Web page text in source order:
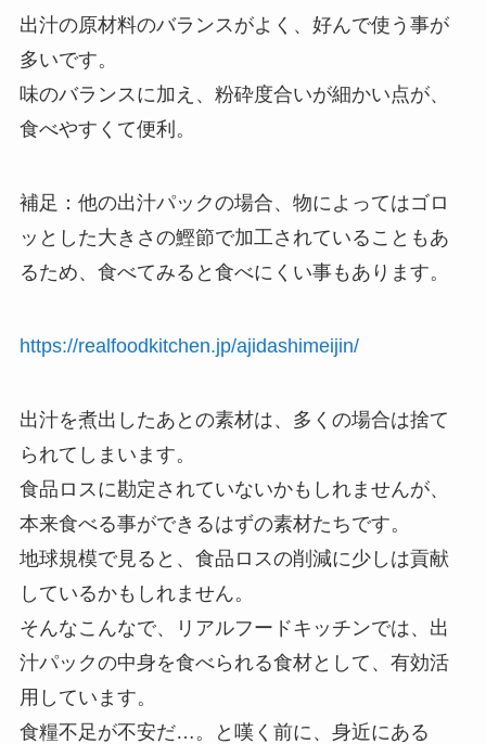
出汁の原材料のバランスがよく、好んで使う事が
多いです。
味のバランスに加え、粉砕度合いが細かい点が、
食べやすくて便利。
補足：他の出汁パックの場合、物によってはゴロ
ッとした大きさの鰹節で加工されていることもあ
るため、食べてみると食べにくい事もあります。
https://realfoodkitchen.jp/ajidashimeijin/
出汁を煮出したあとの素材は、多くの場合は捨て
られてしまいます。
食品ロスに勘定されていないかもしれませんが、
本来食べる事ができるはずの素材たちです。
地球規模で見ると、食品ロスの削減に少しは貢献
しているかもしれません。
そんなこんなで、リアルフードキッチンでは、出
汁パックの中身を食べられる食材として、有効活
用しています。
食糧不足が不安だ…。と嘆く前に、身近にある